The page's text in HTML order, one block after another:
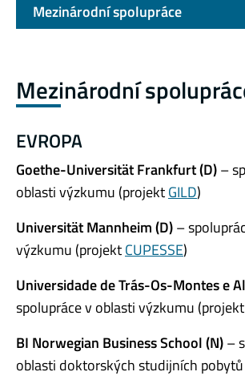
Mezinárodní
EVROPA
Goethe-Universität Frankfurt (D)–
oblasti výzkumu (projektGILD)
Universität Mannheim (D)–
výzkumu (projektCUPESSE)
Universidade de Trás-Os-Montes e
spolupráce v oblasti výzkumu (projekt
BI Norwegian Business School (N)–
oblasti doktorských studijních
Mezinárodní spolupráce